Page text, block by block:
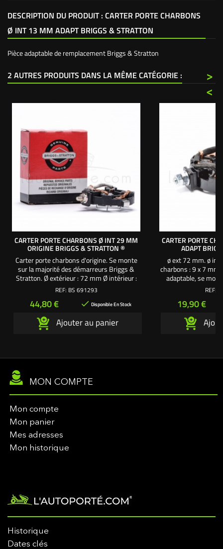
DESCRIPTION DU PRODUIT : CARTER PORTE CHARBONS
Ø INT 13 MM ADAPT BRIGGS & STRATTON
Pièce adaptable de remplacement Briggs & Stratton
2 AUTRES PRODUITS DANS LA MÊME CATÉGORIE :
>
<
CARTER PORTE CHARBONS Ø INT 29 MM
ORIGINE BRIGGS & STRATTON ®
Carter porte charbons d'origine. Se monte
sur la majorité des démarreurs Briggs &
Stratton. Ø extérieur : 72 mm Ø intérieur :
29 mm Section des charbons : 9 x 7 mm
REF: BS 691293
Prix
44,80 €  Disponible En Stock
Ajouter au panier
CARTER PORTE
ADAPT
ø ext 72 mm. ø int
charbons : 9 x 7
adaptable, se
démarreurs
REF:
Prix
19,90 €
MON COMPTE
Mon compte
Mon panier
Mes adresses
Mon historique
Historique
Dates clés